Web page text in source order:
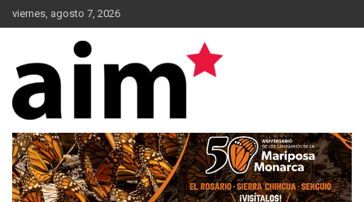
Skip
to
viernes, agosto 7, 2026
AIM*